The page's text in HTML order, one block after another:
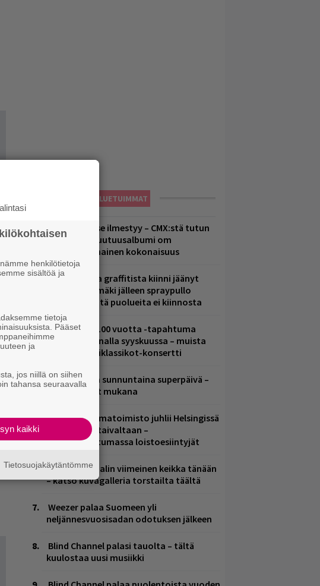
LUETUIMMAT
Huomenna se ilmestyy – CMX:stä tutun
A.W. Yrjänän uutuusalbumi om
mammuttimainen kokonaisuus
Laittomasta graffitista kiinni jäänyt
Paavo Arhinmäki jälleen spraypullo
kädessä – näitä puolueita ei kiinnosta
Valtava Yle 100 vuotta -tapahtuma
Veikkaus Arenalla syyskuussa – muista
myös metalliklassikot-konsertti
Tampereella sunnuntaina superpäivä –
nämä artistit mukana
Mainio ohjelmatoimisto juhlii Helsingissä
10-vuotista taivaltaan –
ilmaistapahtumassa loistoesiintyjät
Eppu Normaalin viimeinen keikka tänään
– katso kuvagalleria torstailta täältä
Weezer palaa Suomeen yli
neljännesvuosisadan odotuksen jälkeen
Blind Channel palasi tauolta – tältä
kuulostaa uusi musiikki
henkilötietoja
sisältöä ja
tietoja
Pääset
ja
jos niillä on siihen
tahansa seuraavalla
kaikki
Tietosuojakäytäntömme